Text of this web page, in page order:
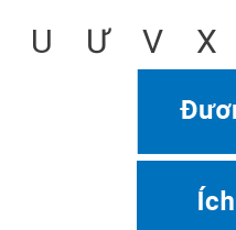
U
Ư V X